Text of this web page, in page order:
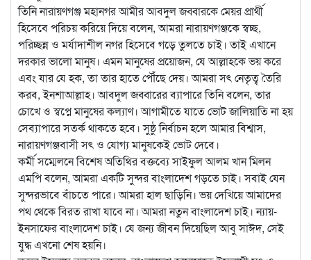
তিনি নারায়ণগঞ্জ মহানগর আমীর আবদুল জব্বারকে মেয়র প্রার্থী
হিসেবে পরিচয় করিয়ে দিয়ে বলেন, আমরা নারায়ণগঞ্জকে স্বচ্ছ,
পরিচ্ছন্ন ও মর্যাদাশীল নগর হিসেবে গড়ে তুলতে চাই। তাই এখানে
দরকার ভালো মানুষ। এমন মানুষের প্রয়োজন, যে আল্লাহকে ভয় করে
এবং যার যে হক, তা তার হাতে পৌঁছে দেয়। আমরা সৎ নেতৃত্ব তৈরি
করব, ইনশাআল্লাহ। আবদুল জব্বারের ব্যাপারে তিনি বলেন, তার
চোখে ও স্বপ্নে মানুষের কল্যাণ। আগামীতে যাতে ভোট জালিয়াতি না হয়
সেব্যাপারে সতর্ক থাকতে হবে। সুষ্ঠু নির্বাচন হলে আমার বিশ্বাস,
নারায়ণগঞ্জবাসী সৎ ও যোগ্য মানুষকেই ভোট দেবে।
কর্মী সম্মেলনে বিশেষ অতিথির বক্তব্যে সাইফুল আলম খান মিলন
এমপি বলেন, আমরা একটি সুন্দর বাংলাদেশ গড়তে চাই। সবাই যেন
সুন্দরভাবে বাঁচতে পারে। আমরা হাল ছাড়িনি। ভয় দেখিয়ে আমাদের
পথ থেকে বিরত রাখা যাবে না। আমরা নতুন বাংলাদেশ চাই। ন্যায়-
ইনসাফের বাংলাদেশ চাই। যে জন্য জীবন দিয়েছিল আবু সাঈদ, সেই
যুদ্ধ এখনো শেষ হয়নি।